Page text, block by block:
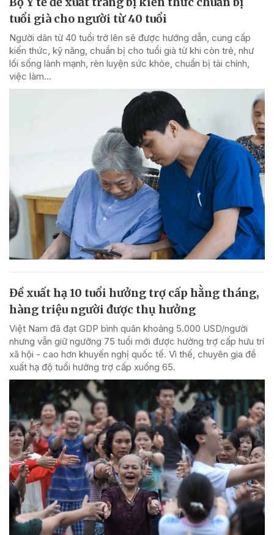
tuổi già cho người từ 40 tuổi
Người dân từ 40 tuổi trở lên sẽ được hướng dẫn, cung cấp
kiến thức, kỹ năng, chuẩn bị cho tuổi già từ khi còn trẻ, như
lối sống lành mạnh, rèn luyện sức khỏe, chuẩn bị tài chính,
việc làm...
Đề xuất hạ 10 tuổi hưởng trợ cấp hằng tháng,
hàng triệu người được thụ hưởng
Việt Nam đã đạt GDP bình quân khoảng 5.000 USD/người
nhưng vẫn giữ ngưỡng 75 tuổi mới được hưởng trợ cấp hưu trí
xã hội - cao hơn khuyến nghị quốc tế. Vì thế, chuyên gia đề
xuất hạ độ tuổi hưởng trợ cấp xuống 65.